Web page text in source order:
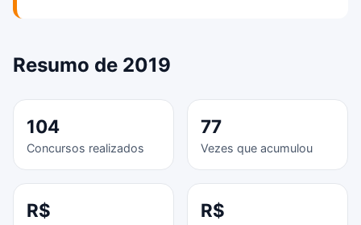
Resumo de 2019
104
Concursos realizados
77
Vezes que acumulou
R$
R$